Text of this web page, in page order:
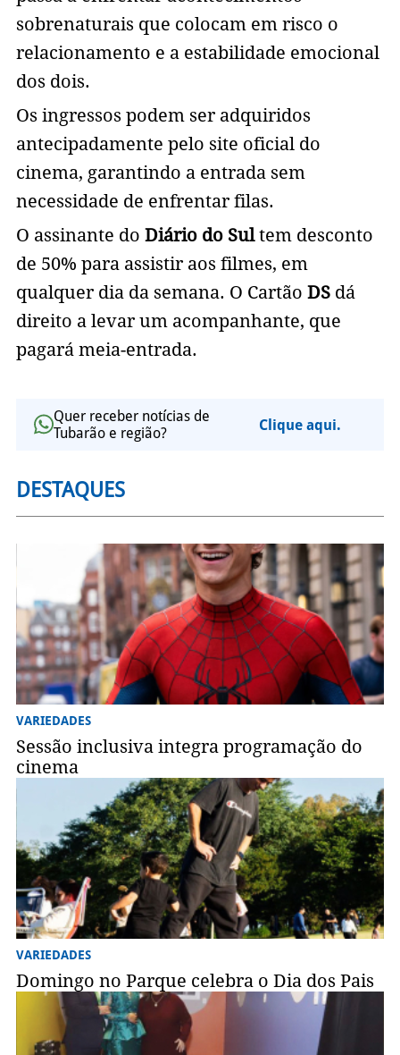
sobrenaturais que colocam em risco o
relacionamento e a estabilidade emocional
dos dois.
Os ingressos podem ser adquiridos
antecipadamente pelo site oficial do
cinema, garantindo a entrada sem
necessidade de enfrentar filas.
O assinante do Diário do Sultem desconto
de 50% para assistir aos filmes, em
qualquer dia da semana. O Cartão DSdá
direito a levar um acompanhante, que
pagará meia-entrada.
Quer receber notícias de
Tubarão e região?
Clique aqui.
DESTAQUES
VARIEDADES
Sessão inclusiva integra programação do
cinema
VARIEDADES
Domingo no Parque celebra o Dia dos Pais